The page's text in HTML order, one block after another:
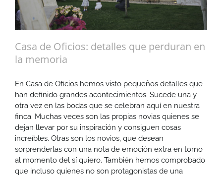
Casa de Oficios: detalles que perduran en
la memoria
En Casa de Oficios hemos visto pequeños detalles que
han definido grandes acontecimientos. Sucede una y
otra vez en las bodas que se celebran aquí en nuestra
finca. Muchas veces son las propias novias quienes se
dejan llevar por su inspiración y consiguen cosas
increíbles. Otras son los novios, que desean
sorprenderlas con una nota de emoción extra en torno
al momento del sí quiero. También hemos comprobado
que incluso quienes no son protagonistas de una